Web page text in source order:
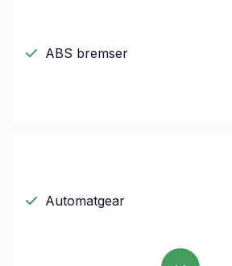
ABS bremser
Automatgear